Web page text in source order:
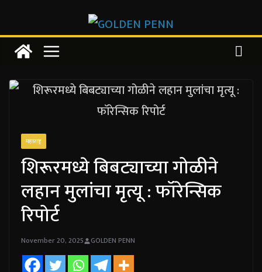
to
content
महाराष्ट्र
शिरूरमध्ये बिबट्याच्या गोळीने
लहान मुलांचा मृत्यू : फॉरेन्सिक
रिपोर्ट
November 20, 2025 GOLDEN PENN